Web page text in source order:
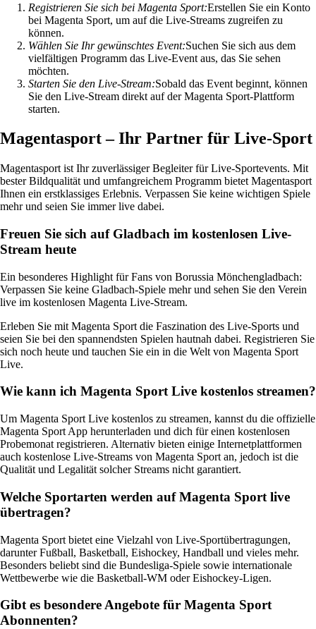
Registrieren Sie sich bei Magenta Sport:Erstellen Sie ein Konto
bei Magenta Sport, um auf die Live-Streams zugreifen zu
können.
Wählen Sie Ihr gewünschtes Event:Suchen Sie sich aus dem
vielfältigen Programm das Live-Event aus, das Sie sehen
möchten.
Starten Sie den Live-Stream:Sobald das Event beginnt, können
Sie den Live-Stream direkt auf der Magenta Sport-Plattform
starten.
Magentasport – Ihr Partner für Live-Sport
Magentasport ist Ihr zuverlässiger Begleiter für Live-Sportevents. Mit
bester Bildqualität und umfangreichem Programm bietet Magentasport
Ihnen ein erstklassiges Erlebnis. Verpassen Sie keine wichtigen Spiele
mehr und seien Sie immer live dabei.
Freuen Sie sich auf Gladbach im kostenlosen Live-
Stream heute
Ein besonderes Highlight für Fans von Borussia Mönchengladbach:
Verpassen Sie keine Gladbach-Spiele mehr und sehen Sie den Verein
live im kostenlosen Magenta Live-Stream.
Erleben Sie mit Magenta Sport die Faszination des Live-Sports und
seien Sie bei den spannendsten Spielen hautnah dabei. Registrieren Sie
sich noch heute und tauchen Sie ein in die Welt von Magenta Sport
Live.
Wie kann ich Magenta Sport Live kostenlos streamen?
Um Magenta Sport Live kostenlos zu streamen, kannst du die offizielle
Magenta Sport App herunterladen und dich für einen kostenlosen
Probemonat registrieren. Alternativ bieten einige Internetplattformen
auch kostenlose Live-Streams von Magenta Sport an, jedoch ist die
Qualität und Legalität solcher Streams nicht garantiert.
Welche Sportarten werden auf Magenta Sport live
übertragen?
Magenta Sport bietet eine Vielzahl von Live-Sportübertragungen,
darunter Fußball, Basketball, Eishockey, Handball und vieles mehr.
Besonders beliebt sind die Bundesliga-Spiele sowie internationale
Wettbewerbe wie die Basketball-WM oder Eishockey-Ligen.
Gibt es besondere Angebote für Magenta Sport
Abonnenten?